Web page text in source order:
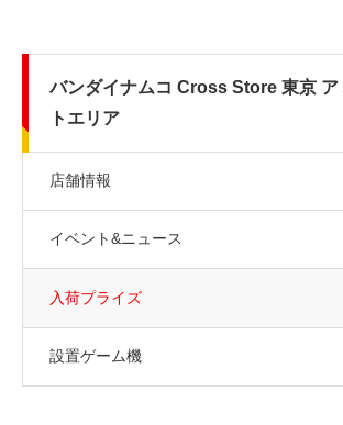
バンダイナムコ Cross Store 東京 ア
トエリア
店舗情報
イベント&ニュース
入荷プライズ
設置ゲーム機